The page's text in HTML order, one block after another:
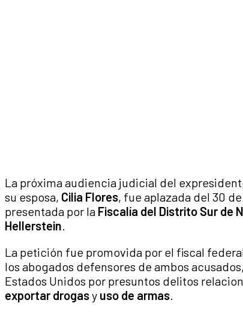
La próxima audiencia judicial del
su esposa, Cilia Flores, fue aplazada del 30
presentada por la Fiscalía del Distrito Sur de
Hellerstein.
La petición fue promovida por el fiscal
los abogados defensores de ambos
Estados Unidos por presuntos delitos
exportar drogasy uso de armas.